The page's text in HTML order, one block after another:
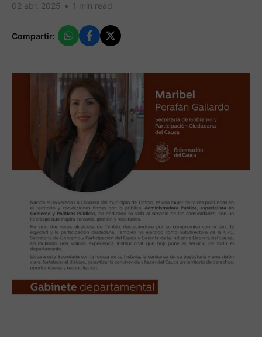
02 abr. 2025 • 1 min read
Compartir: